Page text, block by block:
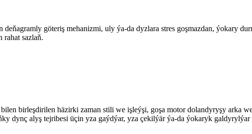
göteriş mehanizmi, uly ýa-da dyzlara stres goşmazdan, ýokary
rahat sazlaň.
birleşdirilen häzirki zaman stili we işleýşi, goşa motor dolandyryşy arka
dynç alyş tejribesi üçin yza gaýdýar, yza çekilýär ýa-da ýokaryk